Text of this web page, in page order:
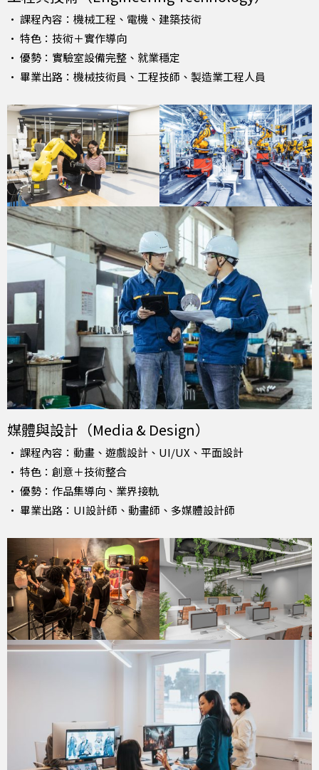
• 課程內容：機械工程、電機、建築技術
• 特色：技術＋實作導向
• 優勢：實驗室設備完整、就業穩定
• 畢業出路：機械技術員、工程技師、製造業工程人員
媒體與設計（Media & Design）
• 課程內容：動畫、遊戲設計、UI/UX、平面設計
• 特色：創意＋技術整合
• 優勢：作品集導向、業界接軌
• 畢業出路：UI設計師、動畫師、多媒體設計師